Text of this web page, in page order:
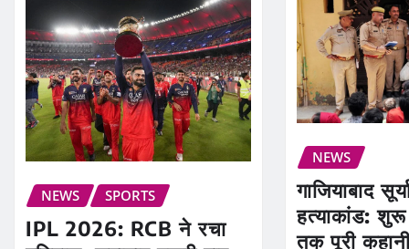
NEWS SPORTS
IPL 2026: RCB ने रचा
NEWS
गाजियाबाद
हत्याकांड:
तक पूरी